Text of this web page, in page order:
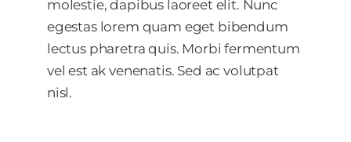
molestie, dapibus laoreet elit. Nunc
egestas lorem quam eget bibendum
lectus pharetra quis. Morbi fermentum
vel est ak venenatis. Sed ac volutpat
nisl.